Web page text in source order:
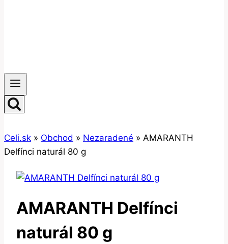
Celi.sk » Obchod » Nezaradené » AMARANTH
Delfínci naturál 80 g
AMARANTH Delfínci
naturál 80 g